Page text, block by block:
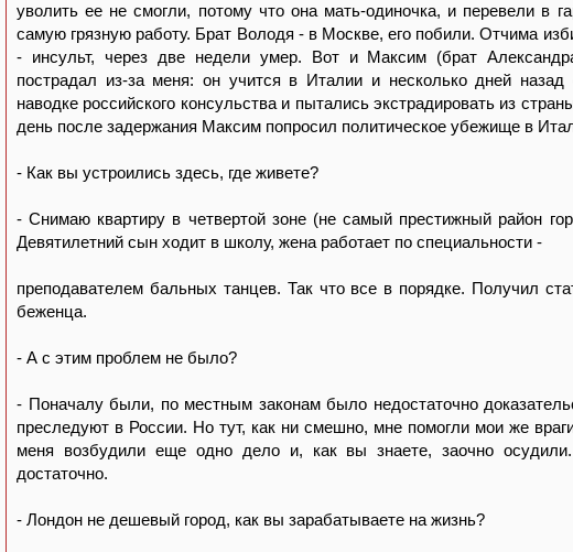
уволить ее не смогли, потому что она мать-одиночка, и перевели в
самую грязную работу. Брат Володя - в Москве, его побили. Отчима
- инсульт, через две недели умер. Вот и Максим (брат
пострадал из-за меня: он учится в Италии и несколько дней назад
наводке российского консульства и пытались экстрадировать из
день после задержания Максим попросил политическое убежище в
- Как вы устроились здесь, где живете?
- Снимаю квартиру в четвертой зоне (не самый престижный район
Девятилетний сын ходит в школу, жена работает по специальности -
преподавателем бальных танцев. Так что все в порядке. Получил
беженца.
- А с этим проблем не было?
- Поначалу были, по местным законам было недостаточно
преследуют в России. Но тут, как ни смешно, мне помогли мои же
меня возбудили еще одно дело и, как вы знаете, заочно осудили.
достаточно.
- Лондон не дешевый город, как вы зарабатываете на жизнь?